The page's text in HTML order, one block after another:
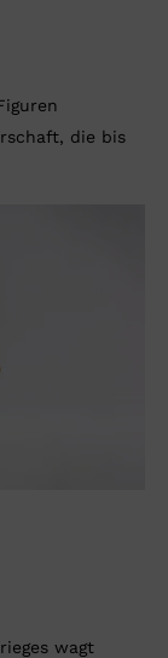
die bis
wagt